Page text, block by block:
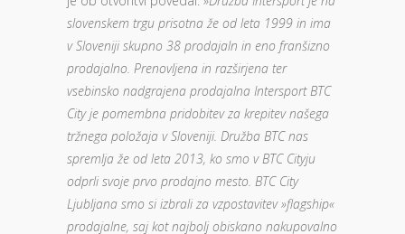
slovenskem trgu prisotna že od leta 1999 in ima
v Sloveniji skupno 38 prodajaln in eno franšizno
prodajalno. Prenovljena in razširjena ter
vsebinsko nadgrajena prodajalna Intersport BTC
City je pomembna pridobitev za krepitev našega
tržnega položaja v Sloveniji. Družba BTC nas
spremlja že od leta 2013, ko smo v BTC Cityju
odprli svoje prvo prodajno mesto. BTC City
Ljubljana smo si izbrali za vzpostavitev »flagship«
prodajalne, saj kot najbolj obiskano nakupovalno